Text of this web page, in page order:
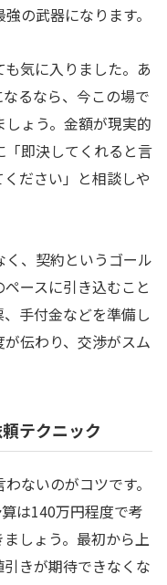
の武器になります。
気に入りました。あ
るなら、今この場で
ょう。金額が現実的
即決してくれると言
ださい」と相談しや
、契約というゴール
ースに引き込むこと
手付金などを準備し
伝わり、交渉がスム
テクニック
ないのがコツです。
は140万円程度で考
しょう。最初から上
きが期待できなくな